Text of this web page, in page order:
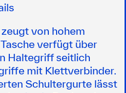
von hohem
verfügt über
Haltegriff seitlich
mit Klettverbinder.
Schultergurte lässt